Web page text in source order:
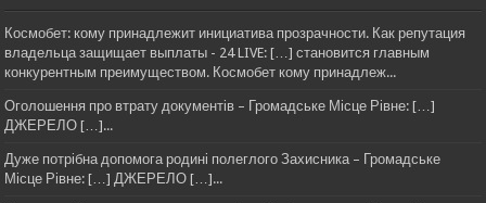
Космобет: кому принадлежит инициатива прозрачности. Как репутация
владельца защищает выплаты - 24 LIVE: […] становится главным
конкурентным преимуществом. Космобет кому принадлеж...
Оголошення про втрату документів – Громадське Місце Рівне: […]
ДЖЕРЕЛО […]...
Дуже потрібна допомога родині полеглого Захисника – Громадське
Місце Рівне: […] ДЖЕРЕЛО […]...